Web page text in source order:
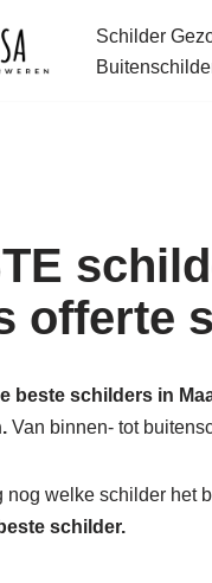
Schilder
offerte
beste schilders in
Van binnen- tot
nog welke schilder het
schilder.